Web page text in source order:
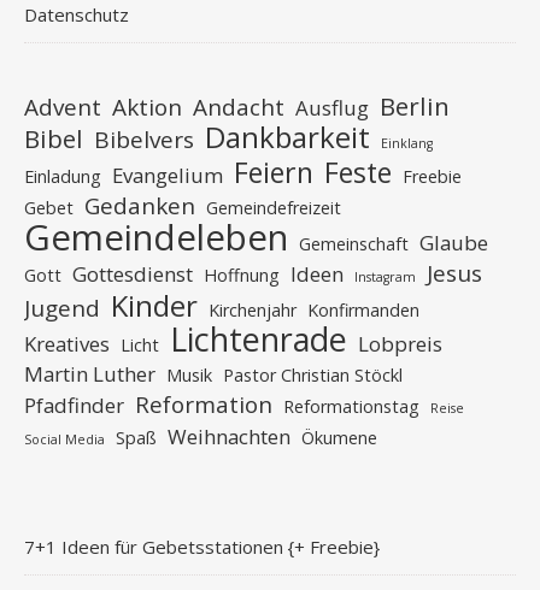
Datenschutz
Advent Aktion Andacht Ausflug Berlin
Bibel Bibelvers Dankbarkeit Einklang
Einladung Evangelium Feiern Feste Freebie
Gebet Gedanken Gemeindefreizeit
Gemeindeleben Gemeinschaft Glaube
Gott Gottesdienst Hoffnung Ideen Instagram
Jesus
Jugend Kinder Kirchenjahr Konfirmanden
Kreatives Licht Lichtenrade Lobpreis
Martin Luther Musik Pastor Christian Stöckl
Pfadfinder Reformation Reformationstag
Reise
Social Media
Spaß Weihnachten Ökumene
7+1 Ideen für Gebetsstationen {+ Freebie}